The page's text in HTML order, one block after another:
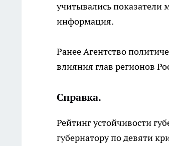
учитывались показатели
информация.
Ранее Агентство
влияния глав регионов
Справка.
Рейтинг устойчивости
губернатору по девяти